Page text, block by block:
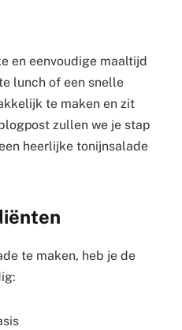
en eenvoudige maaltijd
lunch of een snelle
te maken en zit
zullen we je stap
heerlijke tonijnsalade
te maken, heb je de